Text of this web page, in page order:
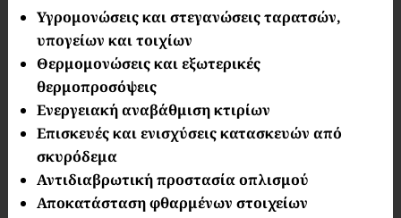
Υγρομονώσεις και στεγανώσεις ταρατσών,
υπογείων και τοιχίων
Θερμομονώσεις και εξωτερικές
θερμοπροσόψεις
Ενεργειακή αναβάθμιση κτιρίων
Επισκευές και ενισχύσεις κατασκευών από
σκυρόδεμα
Αντιδιαβρωτική προστασία οπλισμού
Αποκατάσταση φθαρμένων στοιχείων